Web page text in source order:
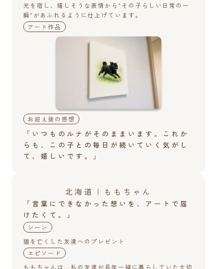
光を宿し、嬉しそうな表情から"その子らしい日常の一
瞬"があふれるように仕上げています。
アート作品
お迎え後の感想
「いつものルナがそのままいます。これか
らも、この子との毎日が続いていく気がし
て、嬉しいです。」
北海道｜ももちゃん
「言葉にできなかった想いを、アートで届
けたくて。」
シーン
猫を亡くした友達へのプレゼント
エピソード
ももちゃんは、私の友達が長年一緒に暮らしていた大切